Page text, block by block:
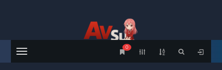
Menu
0